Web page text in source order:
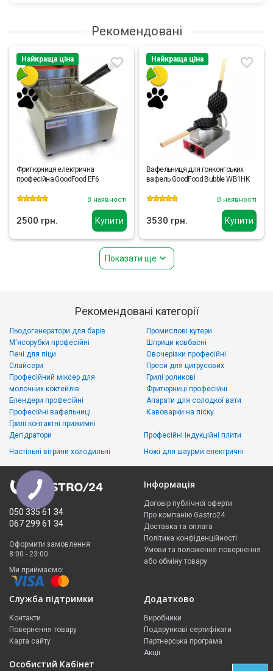
Рекомендовані
Купити
Найкраща ціна
Фритюрниця електрична
професійна GoodFood EF6
В наявності
2500 грн. Купити
Найкраща ціна
Вафельниця для гонконгських
вафель GoodFood Bubble WB1HK
В наявності
3530 грн.
Показати ще
Рекомендовані категорії
Льодогенератори для барів
М'ясорубки професійні
Печі для піци
Слайсери
Промислові кутери
Шприци ковбасні
Овочерізки професійні
Преси для цитрусових
Професійний міксер для
молочних коктейлів
Блендери професійні
Професійні вафельниці
Грилі контактні прижимні
Грилі роликові
Фритюрниці професійні
Апарати для солодкої вати
Кавоварки на піску
Дегідратори
Настільні вітрини холодильні
Професійні індукційні плити
Ножі для шаурми електричні
050 335 61 34
067 299 61 34
Оформити замовлення
8:00 - 23:00
Ми приймаємо:
Інформація
Договір публічної оферти
Про компанію Gastro24
Доставка та оплата
Політика конфіденційності
Умови та положення повернення
або обміну товару
Служба підтримки
Контакти
Повернення товару
Карта сайту
Додатково
Виробники
Подарункові сертифікати
Партнерська програма
Акції
Особистий Кабінет